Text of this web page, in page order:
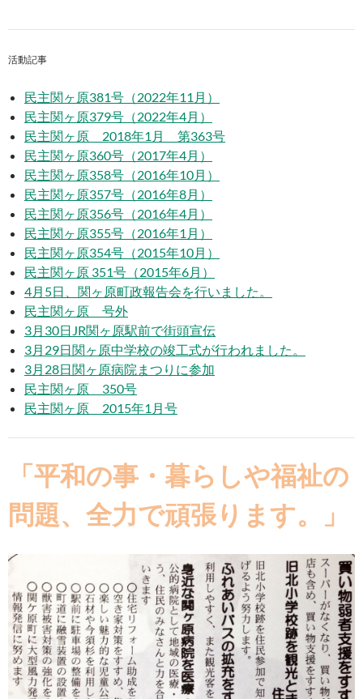
活動記事
民主関ヶ原381号（2022年11月）
民主関ヶ原379号（2022年4月）
民主関ヶ原 2018年1月 第363号
民主関ヶ原360号（2017年4月）
民主関ヶ原358号（2016年10月）
民主関ヶ原357号（2016年8月）
民主関ヶ原356号（2016年4月）
民主関ヶ原355号（2016年1月）
民主関ヶ原354号（2015年10月）
民主関ヶ原 351号（2015年6月）
4月5日、関ヶ原町政報告会を行いました。
民主関ヶ原 号外
3月30日JR関ヶ原駅前で街頭宣伝
3月29日関ヶ原中学校の竣工式が行われました。
3月28日関ヶ原病院まつりに参加
民主関ヶ原 350号
民主関ヶ原 2015年1月号
「平和の事・暮らしや福祉の
問題、全力で頑張ります。」